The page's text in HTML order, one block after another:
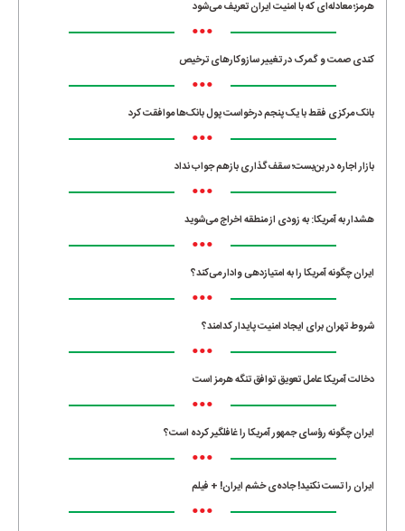
هرمز؛ معادله‌ای که با امنیت ایران تعریف می‌شود
•••
کندی صمت و گمرک در تغییر سازوکارهای ترخیص
•••
بانک مرکزی فقط با یک‌ پنجم درخواست پول بانک‌ها موافقت کرد
•••
بازار اجاره در بن‌بست؛ سقف‌گذاری بازهم جواب نداد
•••
هشدار به آمریکا: به زودی از منطقه اخراج می‌شوید
•••
ایران چگونه آمریکا را به امتیازدهی وادار می‌کند؟
•••
شروط تهران برای ایجاد امنیت پایدار کدامند؟
•••
دخالت آمریکا عامل تعویق توافق تنگه هرمز است
•••
ایران چگونه رؤسای جمهور آمریکا را غافلگیر کرده است؟
•••
ایران را تست نکنید! جاده‌ی خشم ایران! + فیلم
•••